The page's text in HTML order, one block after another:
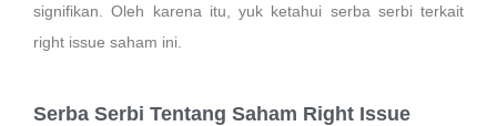
signifikan. Oleh karena itu, yuk ketahui serba serbi terkait
right issue saham ini.
Serba Serbi Tentang Saham Right Issue